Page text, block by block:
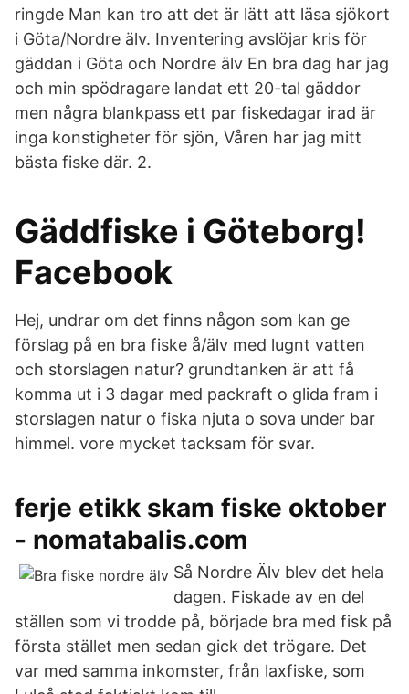
ringde Man kan tro att det är lätt att läsa sjökort
i Göta/Nordre älv. Inventering avslöjar kris för
gäddan i Göta och Nordre älv En bra dag har jag
och min spödragare landat ett 20-tal gäddor
men några blankpass ett par fiskedagar irad är
inga konstigheter för sjön, Våren har jag mitt
bästa fiske där. 2.
Gäddfiske i Göteborg!
Facebook
Hej, undrar om det finns någon som kan ge
förslag på en bra fiske å/älv med lugnt vatten
och storslagen natur? grundtanken är att få
komma ut i 3 dagar med packraft o glida fram i
storslagen natur o fiska njuta o sova under bar
himmel. vore mycket tacksam för svar.
ferje etikk skam fiske oktober
- nomatabalis.com
Så Nordre Älv blev det hela
dagen. Fiskade av en del
ställen som vi trodde på, började bra med fisk på
första stället men sedan gick det trögare. Det
var med samma inkomster, från laxfiske, som